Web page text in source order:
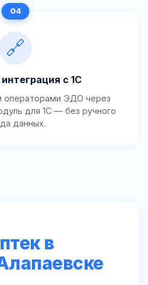
🔗
с 1С
операторами ЭДО через
для 1С — без ручного
данных.
в